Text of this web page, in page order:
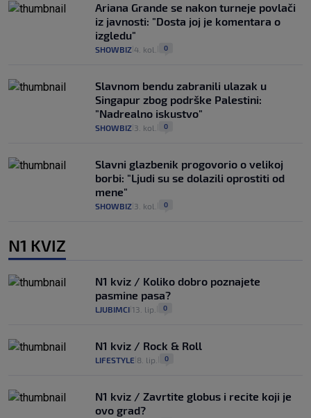
Ariana Grande se nakon turneje povlači
iz javnosti: "Dosta joj je komentara o
izgledu"
SHOWBIZ 4. kol. 0
Slavnom bendu zabranili ulazak u
Singapur zbog podrške Palestini:
"Nadrealno iskustvo"
SHOWBIZ 3. kol. 0
Slavni glazbenik progovorio o velikoj
borbi: "Ljudi su se dolazili oprostiti od
mene"
SHOWBIZ 3. kol. 0
N1 KVIZ
N1 kviz / Koliko dobro poznajete
pasmine pasa?
LJUBIMCI 13. lip. 0
N1 kviz / Rock & Roll
LIFESTYLE 8. lip. 0
N1 kviz / Zavrtite globus i recite koji je
ovo grad?